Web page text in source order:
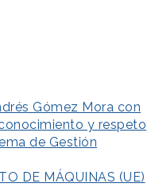
Gómez Mora con
y respeto
de Gestión
DE MÁQUINAS (UE)